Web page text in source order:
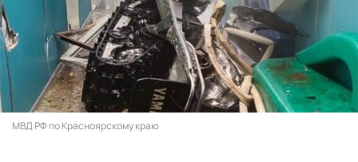
МВД РФ по Красноярскому краю